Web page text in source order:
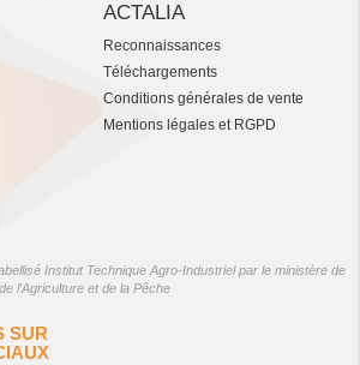
ACTALIA
Reconnaissances
Téléchargements
Conditions générales de vente
Mentions légales et RGPD
Institut Technique Agro-Industriel par le ministère de
l'Agriculture et de la Pêche
SUR